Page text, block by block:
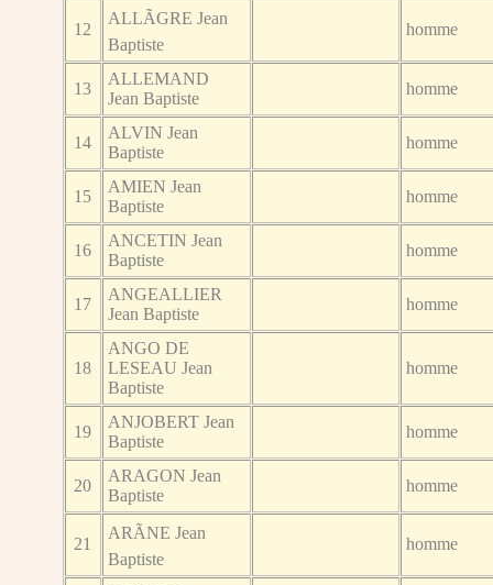
12
ALLÃGRE Jean
Baptiste
homme
13
ALLEMAND
Jean Baptiste
homme
14
ALVIN Jean
Baptiste
homme
15
AMIEN Jean
Baptiste
homme
16
ANCETIN Jean
Baptiste
homme
17
ANGEALLIER
Jean Baptiste
homme
18
ANGO DE
LESEAU Jean
Baptiste
homme
19
ANJOBERT Jean
Baptiste
homme
20
ARAGON Jean
Baptiste
homme
21
ARÃNE Jean
Baptiste
homme